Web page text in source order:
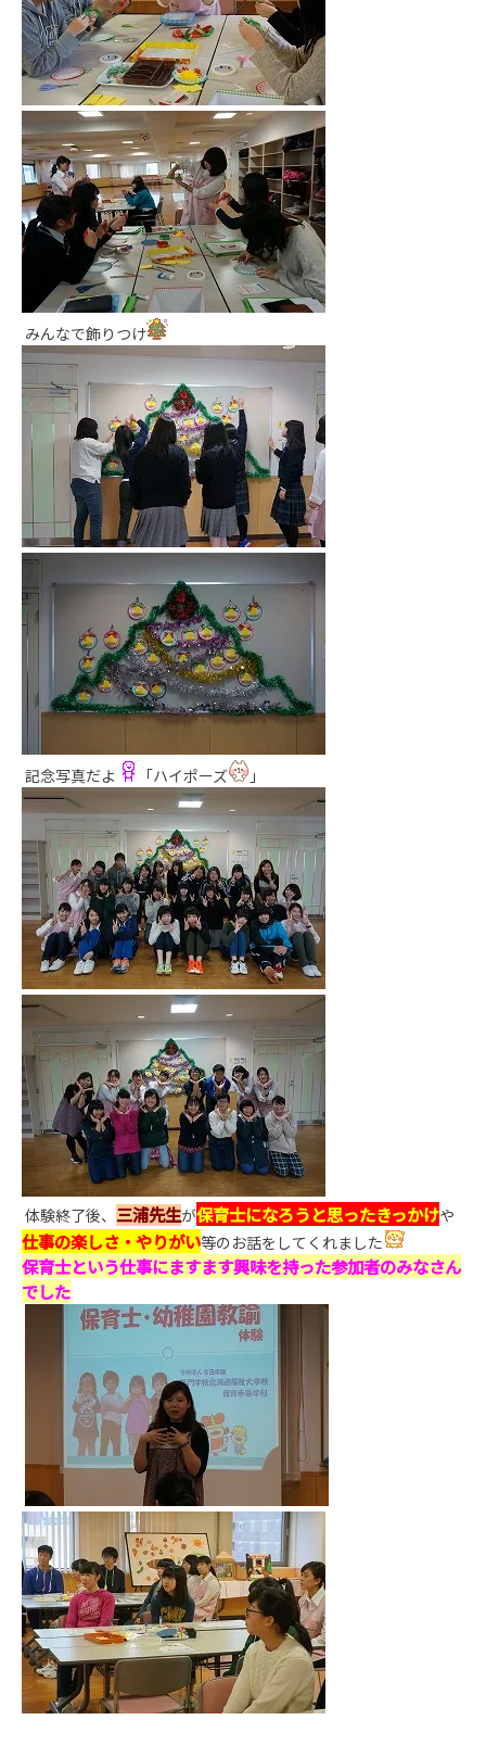
みんなで飾りつけ
記念写真だよ 「ハイポーズ 」
体験終了後、 三浦先生が保育士になろうと思ったきっかけや
仕事の楽しさ・やりがい等のお話をしてくれました
保育士という仕事にますます興味を持った参加者のみなさん
でした